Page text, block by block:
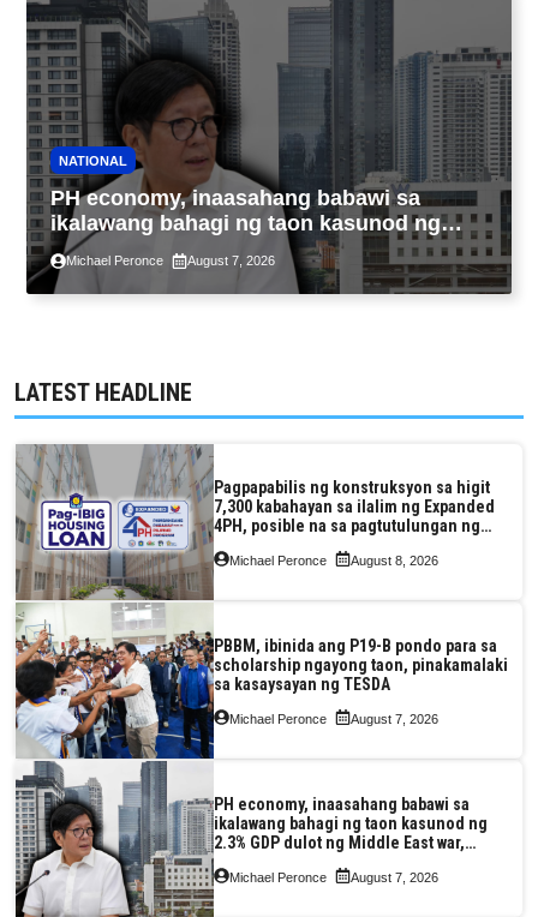
NATIONAL
PH economy, inaasahang babawi sa
ikalawang bahagi ng taon kasunod ng
2.3% GDP dulot ng Middle East war,
pagkaantala ng public construction
Michael Peronce August 7, 2026
LATEST HEADLINE
Pagpapabilis ng konstruksyon sa higit
7,300 kabahayan sa ilalim ng Expanded
4PH, posible na sa pagtutulungan ng
Pag-IBIG at P.A. Alvarez
Michael Peronce August 8, 2026
PBBM, ibinida ang P19-B pondo para sa
scholarship ngayong taon, pinakamalaki
sa kasaysayan ng TESDA
Michael Peronce August 7, 2026
PH economy, inaasahang babawi sa
ikalawang bahagi ng taon kasunod ng
2.3% GDP dulot ng Middle East war,
pagkaantala ng public construction
Michael Peronce August 7, 2026